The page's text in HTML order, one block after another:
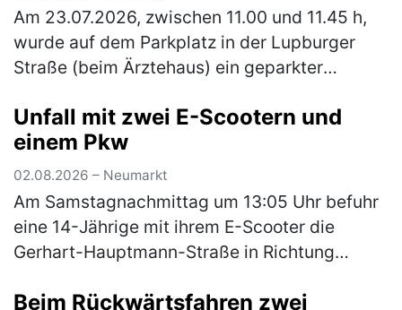
Am 23.07.2026, zwischen 11.00 und 11.45 h,
wurde auf dem Parkplatz in der Lupburger
Straße (beim Ärztehaus) ein geparkter
wurde vorne links (Kotflügel und Stoßs…
(mehr)
Unfall mit zwei E-Scootern und
einem Pkw
02.08.2026 – Neumarkt
Am Samstagnachmittag um 13:05 Uhr befuhr
eine 14-Jährige mit ihrem E-Scooter die
Gerhart-Hauptmann-Straße in Richtung
ebenfalls 14-Jährige auch mit ihrem E-
Beim Rückwärtsfahren zwei